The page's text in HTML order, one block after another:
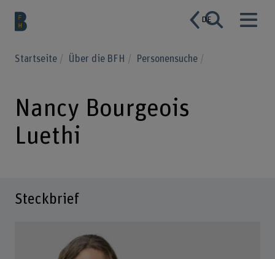
DE
Startseite Über die BFH Personensuche
Nancy Bourgeois
Luethi
Steckbrief